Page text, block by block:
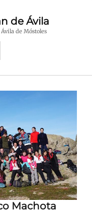
de Ávila
de Móstoles
Machota